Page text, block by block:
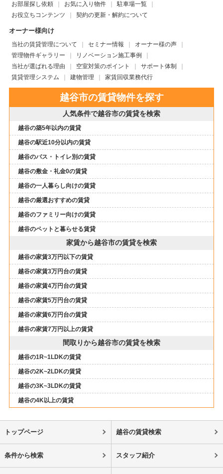
お部屋探し依頼
お気に入り物件
駐車場一覧
お役立ちコンテンツ
契約の更新・解約について
オーナー様向け
当社の賃貸管理について セミナー情報
オーナー様の声
管理物件ギャラリー
リノベーション施工事例
当社が選ばれる理由
空室対策のポイント
サポート体制
賃貸管理システム
建物管理 家賃回収業務代行
越谷市の賃貸物件を探す
人気条件で越谷市の賃貸を検索
越谷の築5年以内の賃貸
越谷の駅近10分以内の賃貸
越谷のバス・トイレ別の賃貸
越谷の敷金・礼金0の賃貸
越谷の一人暮らし向けの賃貸
越谷の厳選おすすめの賃貸
越谷のファミリー向けの賃貸
越谷のペットと暮らせる賃貸
家賃から越谷市の賃貸を検索
越谷の家賃3万円以下の賃貸
越谷の家賃3万円台の賃貸
越谷の家賃4万円台の賃貸
越谷の家賃5万円台の賃貸
越谷の家賃6万円台の賃貸
越谷の家賃7万円以上の賃貸
間取りから越谷市の賃貸を検索
越谷の1R~1LDKの賃貸
越谷の2K~2LDKの賃貸
越谷の3K~3LDKの賃貸
越谷の4K以上の賃貸
トップページ 越谷の賃貸検索
条件から検索 スタッフ紹介